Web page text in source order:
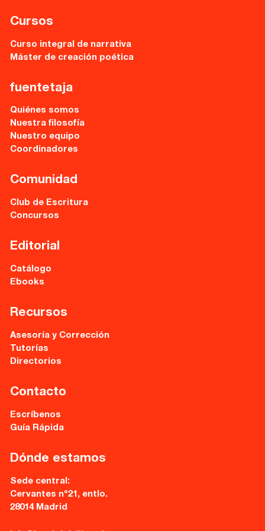
Sede central:
28014 Madrid
Tel 91 531 15 09
WhatsApp 619 027 626
Horario de atención:
De lunes a viernes
de 10 a 15 y 17 a 20 horas
Cursos
Curso integral de narrativa
Máster de creación poética
fuentetaja
Quiénes somos
Nuestra filosofía
Nuestro equipo
Coordinadores
Comunidad
Club de Escritura
Concursos
Editorial
Catálogo
Ebooks
Recursos
Asesoría y Corrección
Tutorías
Directorios
Contacto
Escríbenos
Guía Rápida
Dónde estamos
Sede central:
Cervantes nº21, entlo.
28014 Madrid